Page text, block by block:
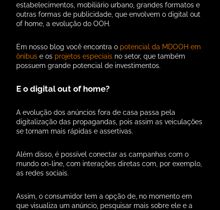
estabelecimentos, mobiliário urbano, grandes formatos e
outras formas de publicidade, que envolvem o digital out
of home, a evolução do OOH.
Em nosso blog você encontra o potencial da MDOOH em
ônibus e os projetos especiais no setor, que também
possuem grande potencial de investimentos.
E o digital out of home?
A evolução dos anúncios fora de casa passa pela
digitalização das propagandas, pois assim as veiculações
se tornam mais rápidas e assertivas.
Além disso, é possível conectar as campanhas com o
mundo on-line, com interações diretas com, por exemplo,
as redes sociais.
Assim, o consumidor tem a opção de, no momento em
que visualiza um anúncio, pesquisar mais sobre ele e a